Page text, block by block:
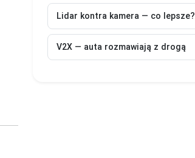
Lidar kontra kamera — co lepsze?
V2X — auta rozmawiają z drogą